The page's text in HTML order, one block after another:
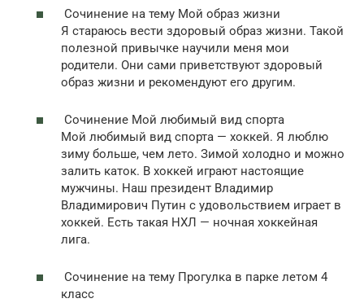
Сочинение на тему Мой образ жизни
Я стараюсь вести здоровый образ жизни. Такой
полезной привычке научили меня мои
родители. Они сами приветствуют здоровый
образ жизни и рекомендуют его другим.
Сочинение Мой любимый вид спорта
Мой любимый вид спорта — хоккей. Я люблю
зиму больше, чем лето. Зимой холодно и можно
залить каток. В хоккей играют настоящие
мужчины. Наш президент Владимир
Владимирович Путин с удовольствием играет в
хоккей. Есть такая НХЛ — ночная хоккейная
лига.
Сочинение на тему Прогулка в парке летом 4
класс